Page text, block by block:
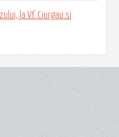
la Vf. Ciurgau si